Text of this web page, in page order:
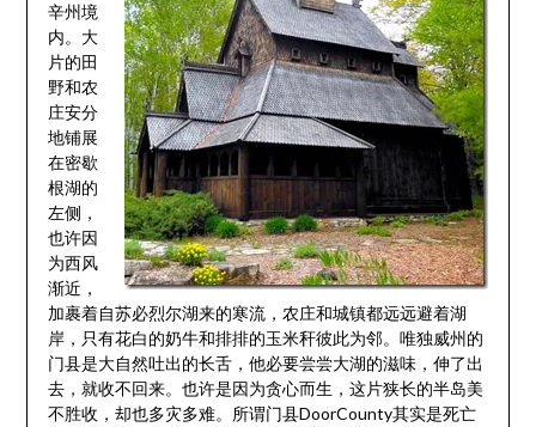
辛州境
内。大
片的田
野和农
庄安分
地铺展
在密歇
根湖的
左侧，
也许因
为西风
渐近，
加裹着自苏必烈尔湖来的寒流，农庄和城镇都远远避着湖
岸，只有花白的奶牛和排排的玉米秆彼此为邻。唯独威州的
门县是大自然吐出的长舌，他必要尝尝大湖的滋味，伸了出
去，就收不回来。也许是因为贪心而生，这片狭长的半岛美
不胜收，却也多灾多难。所谓门县DoorCounty其实是死亡